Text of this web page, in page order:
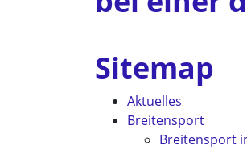
Sitemap
Aktuelles
Breitensport
Breitensport